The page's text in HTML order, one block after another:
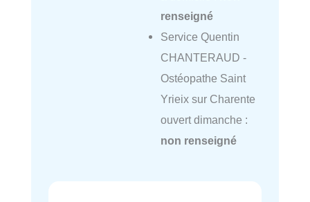
renseigné
Service Quentin
CHANTERAUD -
Ostéopathe Saint
Yrieix sur Charente
ouvert dimanche :
non renseigné